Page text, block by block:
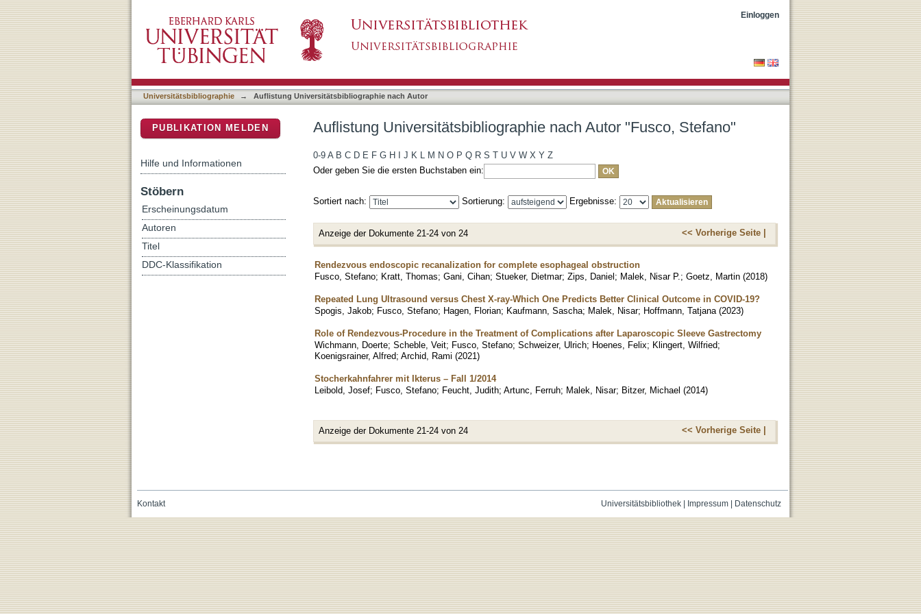
Einloggen
Universitätsbibliographie → Auflistung Universitätsbibliographie nach Autor
Auflistung Universitätsbibliographie nach Autor "Fusco, Stefano"
0-9 A B C D E F G H J K L M N O P Q R S T U V W X Y Z
Oder geben Sie die ersten Buchstaben ein:
Sortiert nach: Sortierung: Ergebnisse:
Anzeige der Dokumente 21-24 von 24 << Vorherige Seite |
Rendezvous endoscopic recanalization for complete esophageal obstruction
Fusco, Stefano; Kratt, Thomas; Gani, Cihan; Stueker, Dietmar; Zips, Daniel; Malek, Nisar P. ; Goetz, Martin (2018)
Repeated Lung Ultrasound versus Chest X-ray-Which One Predicts Better Clinical Outcome in COVID-19?
Spogis, Jakob; Fusco, Stefano; Hagen, Florian; Kaufmann, Sascha; Malek, Nisar; Hoffmann, Tatjana (2023)
Role of Rendezvous-Procedure in the Treatment of Complications after Laparoscopic Sleeve Gastrectomy
Wichmann, Doerte; Scheble, Veit; Fusco, Stefano; Schweizer, Ulrich; Hoenes, Felix; Klingert, Wilfried;
Koenigsrainer, Alfred; Archid, Rami (2021)
Stocherkahnfahrer mit Ikterus – Fall 1/2014
Leibold, Josef; Fusco, Stefano; Feucht, Judith; Artunc, Ferruh; Malek, Nisar; Bitzer, Michael (2014)
Anzeige der Dokumente 21-24 von 24 << Vorherige Seite |
PUBLIKATION MELDEN
Hilfe und Informationen
Stöbern
Erscheinungsdatum
Autoren
Titel
DDC-Klassifikation
Universitätsbibliothek| Impressum| Datenschutz
Kontakt